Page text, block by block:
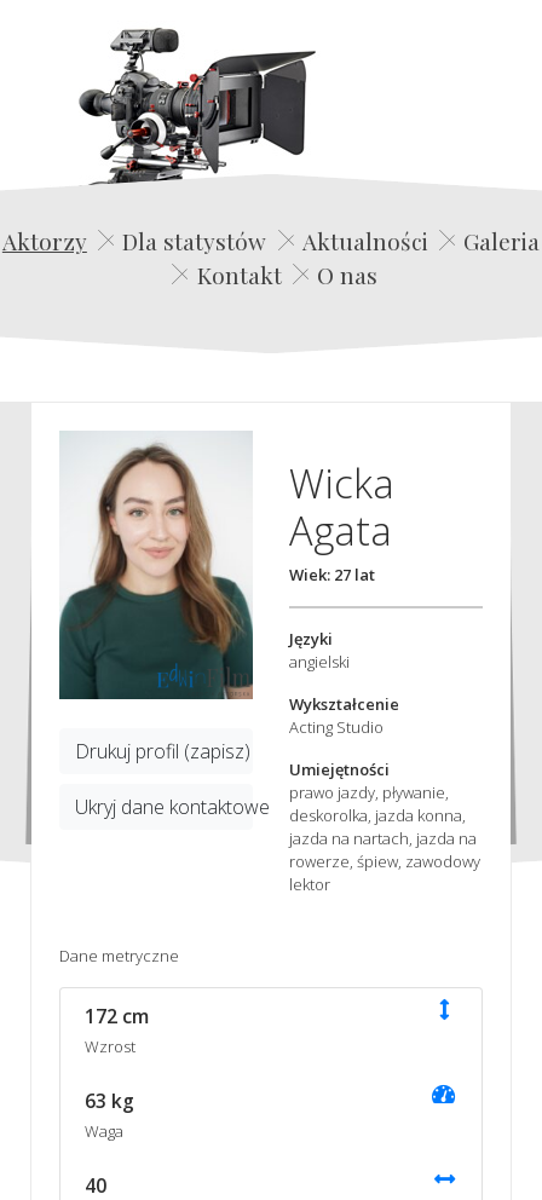
Edwin Film Agencja Aktorska
Aktorzy Dla statystów Aktualności
Galeria
Kontakt
O nas
Drukuj profil (zapisz)
Ukryj dane kontaktowe
Wicka
Agata
Wiek: 27 lat
Języki
angielski
Wykształcenie
Acting Studio
Umiejętności
prawo jazdy, pływanie,
deskorolka, jazda konna,
jazda na nartach, jazda na
rowerze, śpiew, zawodowy
lektor
Dane metryczne
172 cm
Wzrost
63 kg
Waga
40